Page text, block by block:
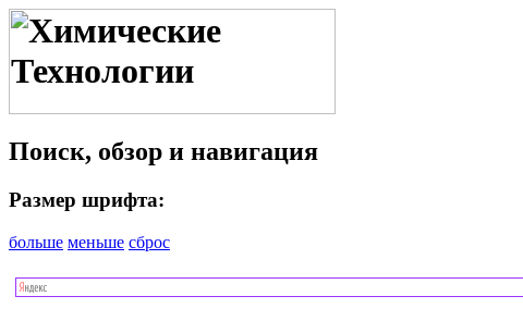
Поиск, обзор и навигация
Размер шрифта:
больше меньше сброс